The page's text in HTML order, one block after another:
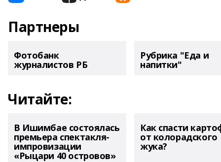
Партнеры
Фотобанк
журналистов РБ
Рубрика "Еда и
напитки"
Читайте:
В Ишимбае состоялась
премьера спектакля-
импровизации
«Рыцари 40 островов»
Как спасти
от колорадского
жука?